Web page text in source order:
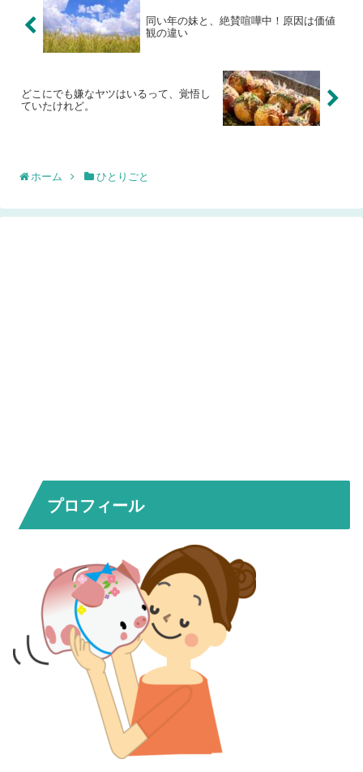
同い年の妹と、絶賛喧嘩中！原因は価値
観の違い
どこにでも嫌なヤツはいるって、覚悟し
ていたけれど。
ホーム ひとりごと
プロフィール